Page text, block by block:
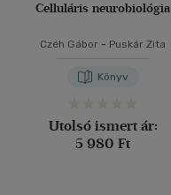
Celluláris neurobiológia
Czéh Gábor - Puskár Zita
Könyv
Utolsó ismert ár:
5 980 Ft